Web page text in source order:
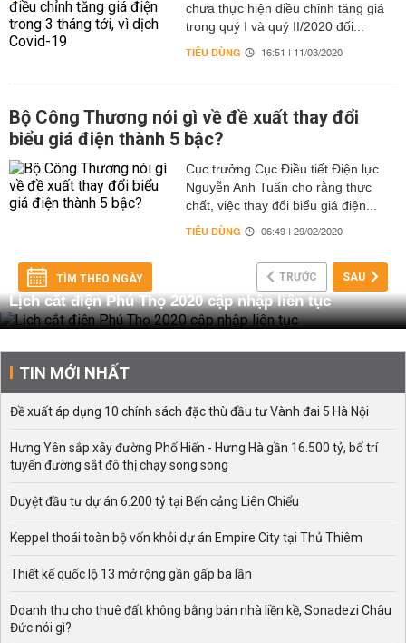
chưa thực hiện điều chỉnh tăng giá
trong quý I và quý II/2020 đối...
TIÊU DÙNG 16:51 | 11/03/2020
Bộ Công Thương nói gì về đề xuất thay đổi
biểu giá điện thành 5 bậc?
Cục trưởng Cục Điều tiết Điện lực
Nguyễn Anh Tuấn cho rằng thực
chất, việc thay đổi biểu giá điện...
TIÊU DÙNG 06:49 | 29/02/2020
TÌM THEO NGÀY TRƯỚC SAU
Lịch cắt điện Phú Thọ 2020 cập nhập liên tục
TIN MỚI NHẤT
Đề xuất áp dụng 10 chính sách đặc thù đầu tư Vành đai 5 Hà Nội
Hưng Yên sắp xây đường Phố Hiến - Hưng Hà gần 16.500 tỷ, bố trí
tuyến đường sắt đô thị chạy song song
Duyệt đầu tư dự án 6.200 tỷ tại Bến cảng Liên Chiểu
Keppel thoái toàn bộ vốn khỏi dự án Empire City tại Thủ Thiêm
Thiết kế quốc lộ 13 mở rộng gần gấp ba lần
Doanh thu cho thuê đất không bằng bán nhà liền kề, Sonadezi Châu
Đức nói gì?